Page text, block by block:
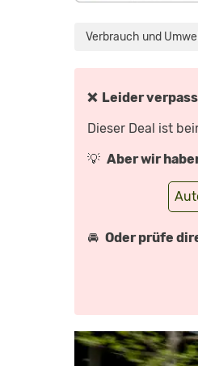
Verbrauch und
❌ Leider
Dieser Deal ist
💡 Aber wir
🚘 Oder prüfe
(2024)
GÜNSTIGE
OPEL
VW
TEST